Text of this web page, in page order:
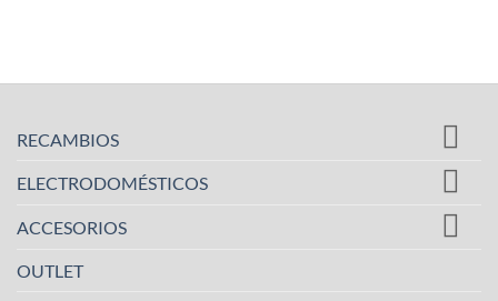
RECAMBIOS
ELECTRODOMÉSTICOS
ACCESORIOS
OUTLET